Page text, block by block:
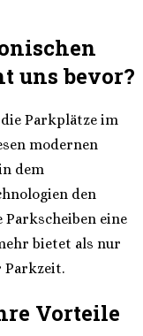
uns bevor?
Parkplätze im
modernen
dem
den
eine
bietet als nur
Parkzeit.
Vorteile